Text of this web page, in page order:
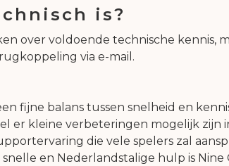
is?
over voldoende technische
via e-mail.
fijne balans tussen snelheid en
er kleine verbeteringen mogelijk zijn
die vele spelers zal
en Nederlandstalige hulp is